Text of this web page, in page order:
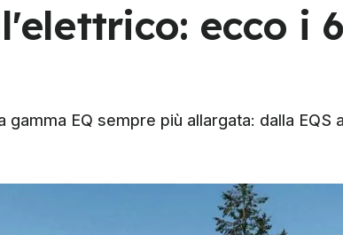
ecco i
EQ sempre più allargata: dalla EQS